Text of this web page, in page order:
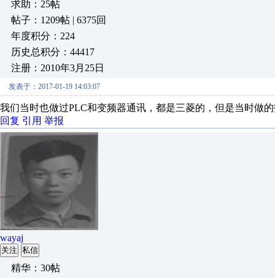
求助：25帖
帖子：1209帖 | 6375回
年度积分：224
历史总积分：44417
注册：2010年3月25日
发表于：2017-01-19 14:03:07
我们当时也做过PLC和变频器通讯，都是三菱的，但是当时做
回复 引用 举报
wayaj
关注 私信
精华：30帖